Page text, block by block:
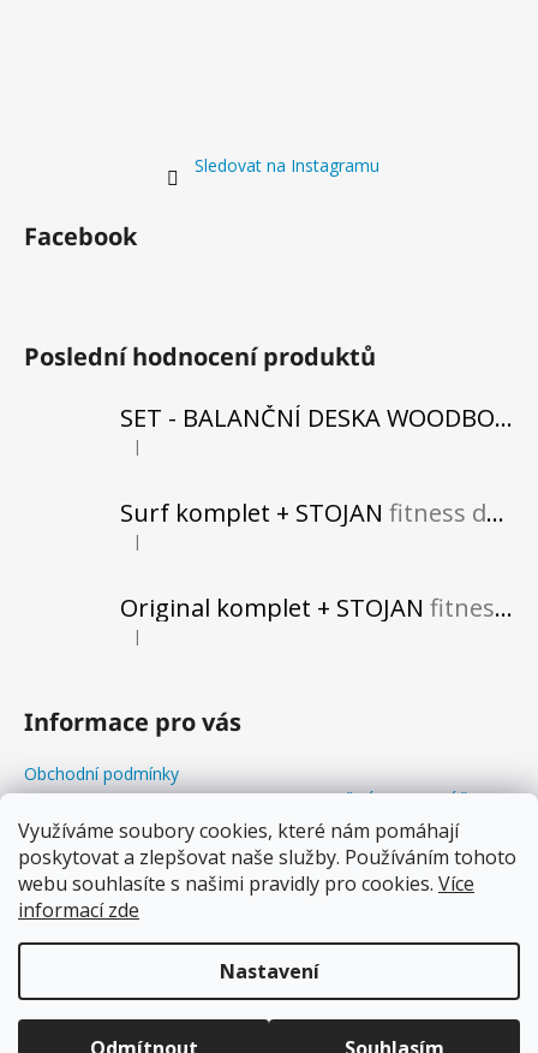
Využíváme soubory cookies, které nám pomáhají
poskytovat a zlepšovat naše služby. Používáním tohoto
webu souhlasíte s našimi pravidly pro cookies. Více
informací zde
Nastavení
Sledovat na Instagramu
Facebook
Poslední hodnocení produktů
SET - BALANČNÍ DESKA WOODBOARDS SURF SHARK KOMPLET + REHABO 360 SAMOSTATNĚ
Hodnocení produktu je 5 z 5 hvězdiček.
|
Surf komplet + STOJAN fitness do vašeho obytného prostoru
Hodnocení produktu je 5 z 5 hvězdiček.
|
Original komplet + STOJAN fitness do vašeho obytného prostoru
Hodnocení produktu je 5 z 5 hvězdiček.
|
Informace pro vás
Obchodní podmínky
Odstoupení od kupní smlouvy+REKLAMAČNÍ FORMULÁŘ
Balanční Workshopy
Podmínky ochrany osobních údajů
Soubory cookies
Proč balancovat s WOODBOARDS?
Copyright 2026www.woodboards.cz. Všechna práva